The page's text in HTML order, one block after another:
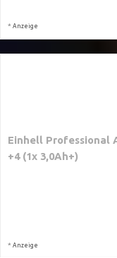
* Anzeige
Einhell Professional
+4 (1x 3,0Ah+)
* Anzeige